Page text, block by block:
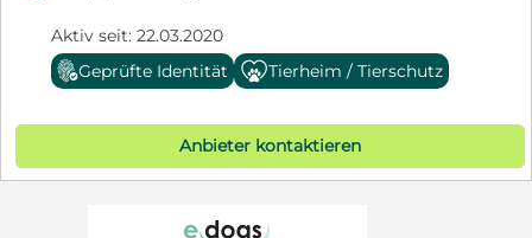
Aktiv seit: 22.03.2020
Geprüfte Identität
Tierheim / Tierschutz
Anbieter kontaktieren